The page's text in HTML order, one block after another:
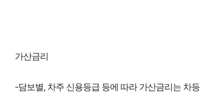
가산금리
-담보별, 차주 신용등급 등에 따라 가산금리는 차등